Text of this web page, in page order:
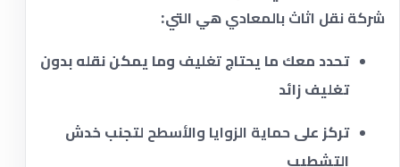
شركة نقل اثاث بالمعادي هي التي:
تحدد معك ما يحتاج تغليف وما يمكن نقله بدون
تغليف زائد
تركز على حماية الزوايا والأسطح لتجنب خدش
التشطيب